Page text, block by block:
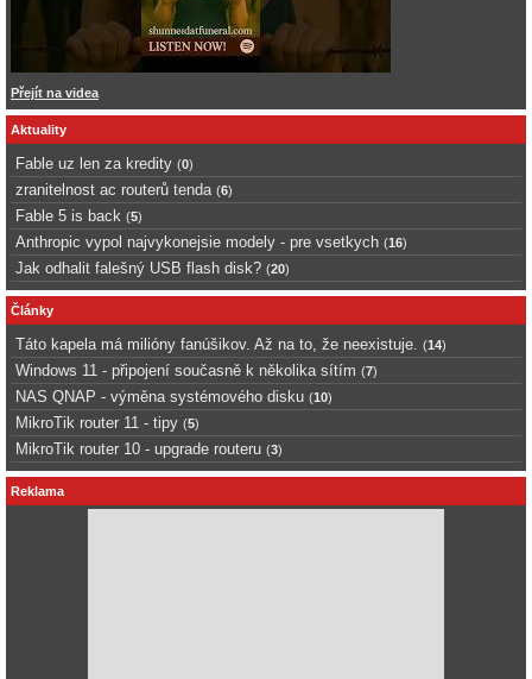
Přejít na videa
Aktuality
Fable uz len za kredity (0)
zranitelnost ac routerů tenda (6)
Fable 5 is back (5)
Anthropic vypol najvykonejsie modely - pre vsetkych (16)
Jak odhalit falešný USB flash disk? (20)
Články
Táto kapela má milióny fanúšikov. Až na to, že neexistuje. (14)
Windows 11 - připojení současně k několika sítím (7)
NAS QNAP - výměna systémového disku (10)
MikroTik router 11 - tipy (5)
MikroTik router 10 - upgrade routeru (3)
Reklama